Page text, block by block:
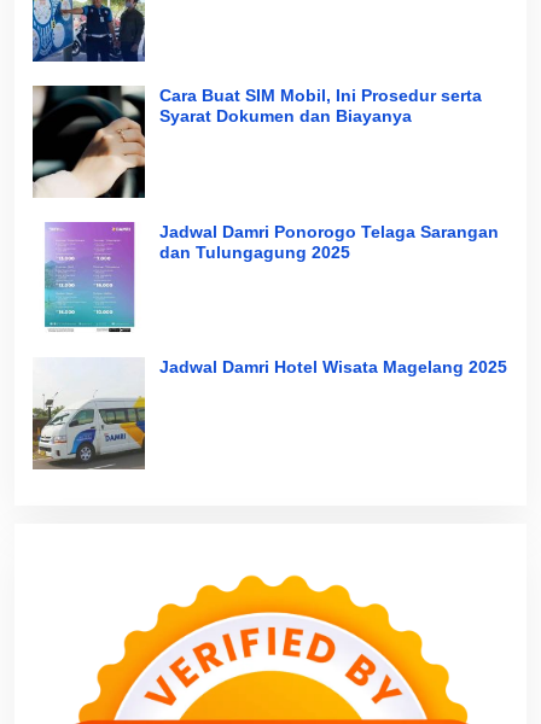
Cara Buat SIM Mobil, Ini Prosedur serta
Syarat Dokumen dan Biayanya
Jadwal Damri Ponorogo Telaga Sarangan
dan Tulungagung 2025
Jadwal Damri Hotel Wisata Magelang 2025